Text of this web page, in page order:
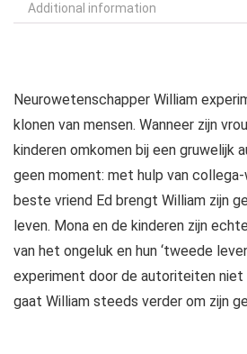
Additional information
Neurowetenschapper William
klonen van mensen. Wanneer zijn
kinderen omkomen bij een gruwelijk
geen moment: met hulp van
beste vriend Ed brengt William zijn
leven. Mona en de kinderen zijn
van het ongeluk en hun ‘tweede
experiment door de autoriteiten
gaat William steeds verder om zijn